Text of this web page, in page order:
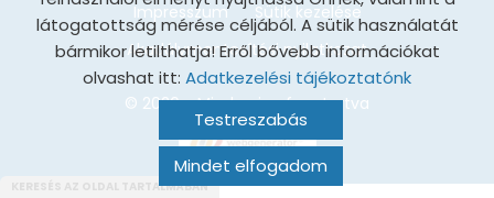
© 2026 - Minden jog fenntartva
Impresszum
Sütik kezelése
Akadálymentesítési nyilatkozat
Mindet elfogadom
Testreszabás
látogatottság mérése céljából. A sütik használatát
bármikor letilthatja! Erről bővebb információkat
olvashat itt: Adatkezelési tájékoztatónk
KERESÉS AZ OLDAL TARTALMÁBAN